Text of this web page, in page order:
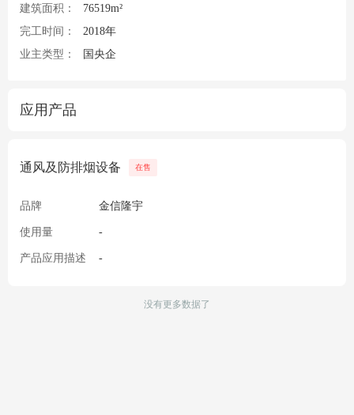
建筑面积：
76519m²
完工时间：
2018年
业主类型：
国央企
应用产品
通风及防排烟设备 在售
品牌 金信隆宇
使用量 -
产品应用描述 -
没有更多数据了